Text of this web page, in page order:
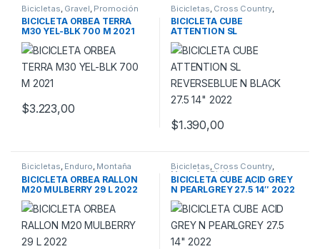
Bicicletas Gravel Promoción
Bici,Promociones
BICICLETA ORBEA TERRA
M30 YEL-BLK 700 M 2021
$3.223,00
Este producto tiene múltiples variantes. Las opciones se
Bicicletas Cross Country,
Montaña,Rigidas
BICICLETA CUBE
ATTENTION SL
REVERSEBLUE N BLACK 27.5
14″ 2022
$1.390,00
Este producto tiene múltiples
Bicicletas, Enduro, Montaña
BICICLETA ORBEA RALLON
M20 MULBERRY 29 L 2022
Bicicletas, Cross Country,
Montaña,Rigidas
BICICLETA CUBE ACID GREY
N PEARLGREY 27.5 14″ 2022